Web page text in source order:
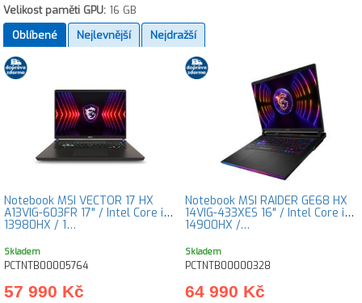
Velikost paměti GPU: 16 GB
Oblíbené
Nejlevnější Nejdražší
Notebook MSI VECTOR 17 HX
A13VIG-603FR 17" / Intel Core i9-
13980HX / 1…
Skladem
PCTNTB00005764
57 990 Kč
Notebook MSI RAIDER GE68 HX
14VIG-433XES 16" / Intel Core i9-
14900HX /…
Skladem
PCTNTB00000328
64 990 Kč